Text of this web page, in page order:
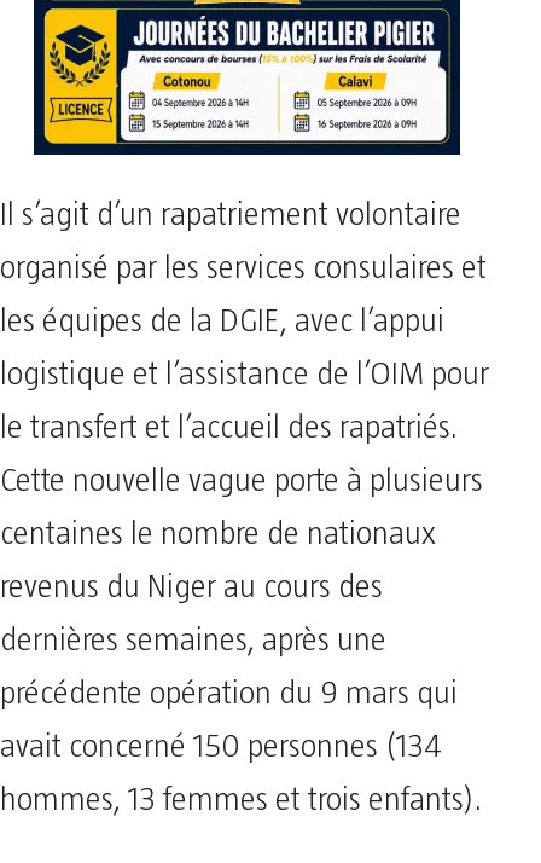
Il s’agit d’un rapatriement volontaire
organisé par les services consulaires et
les équipes de la DGIE, avec l’appui
logistique et l’assistance de l’OIM pour
le transfert et l’accueil des rapatriés.
Cette nouvelle vague porte à plusieurs
centaines le nombre de nationaux
revenus du Niger au cours des
dernières semaines, après une
précédente opération du 9 mars qui
avait concerné 150 personnes (134
hommes, 13 femmes et trois enfants).